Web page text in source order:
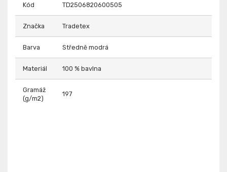
Kód TD2506820600505
Značka Tradetex
Barva Středně modrá
Materiál 100 % bavlna
Gramáž
(g/m2)
197